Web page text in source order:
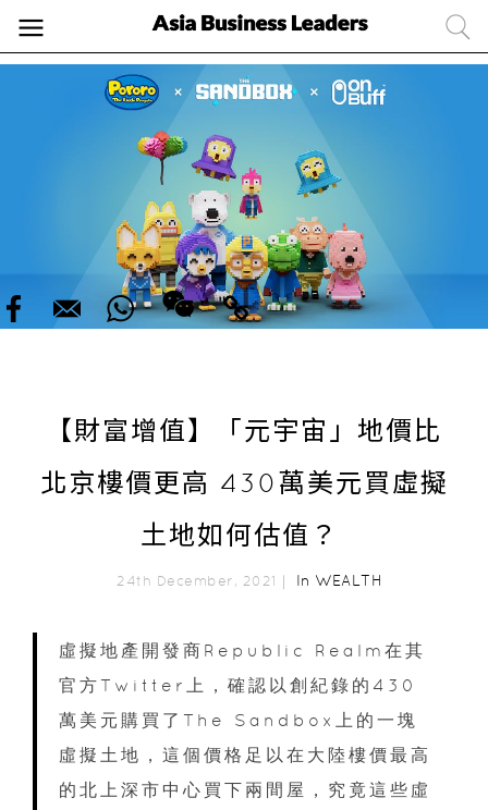
【財富增值】「元宇宙」地價比
北京樓價更高 430萬美元買虛擬
土地如何估值？
24th December, 2021｜ In WEALTH
虛擬地產開發商Republic Realm在其
官方Twitter上，確認以創紀錄的430
萬美元購買了The Sandbox上的一塊
虛擬土地，這個價格足以在大陸樓價最高
的北上深市中心買下兩間屋，究竟這些虛